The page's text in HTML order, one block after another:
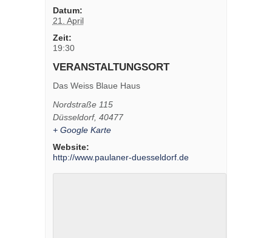
Datum:
21. April
Zeit:
19:30
VERANSTALTUNGSORT
Das Weiss Blaue Haus
Nordstraße 115
Düsseldorf, 40477
+ Google Karte
Website:
http://www.paulaner-duesseldorf.de